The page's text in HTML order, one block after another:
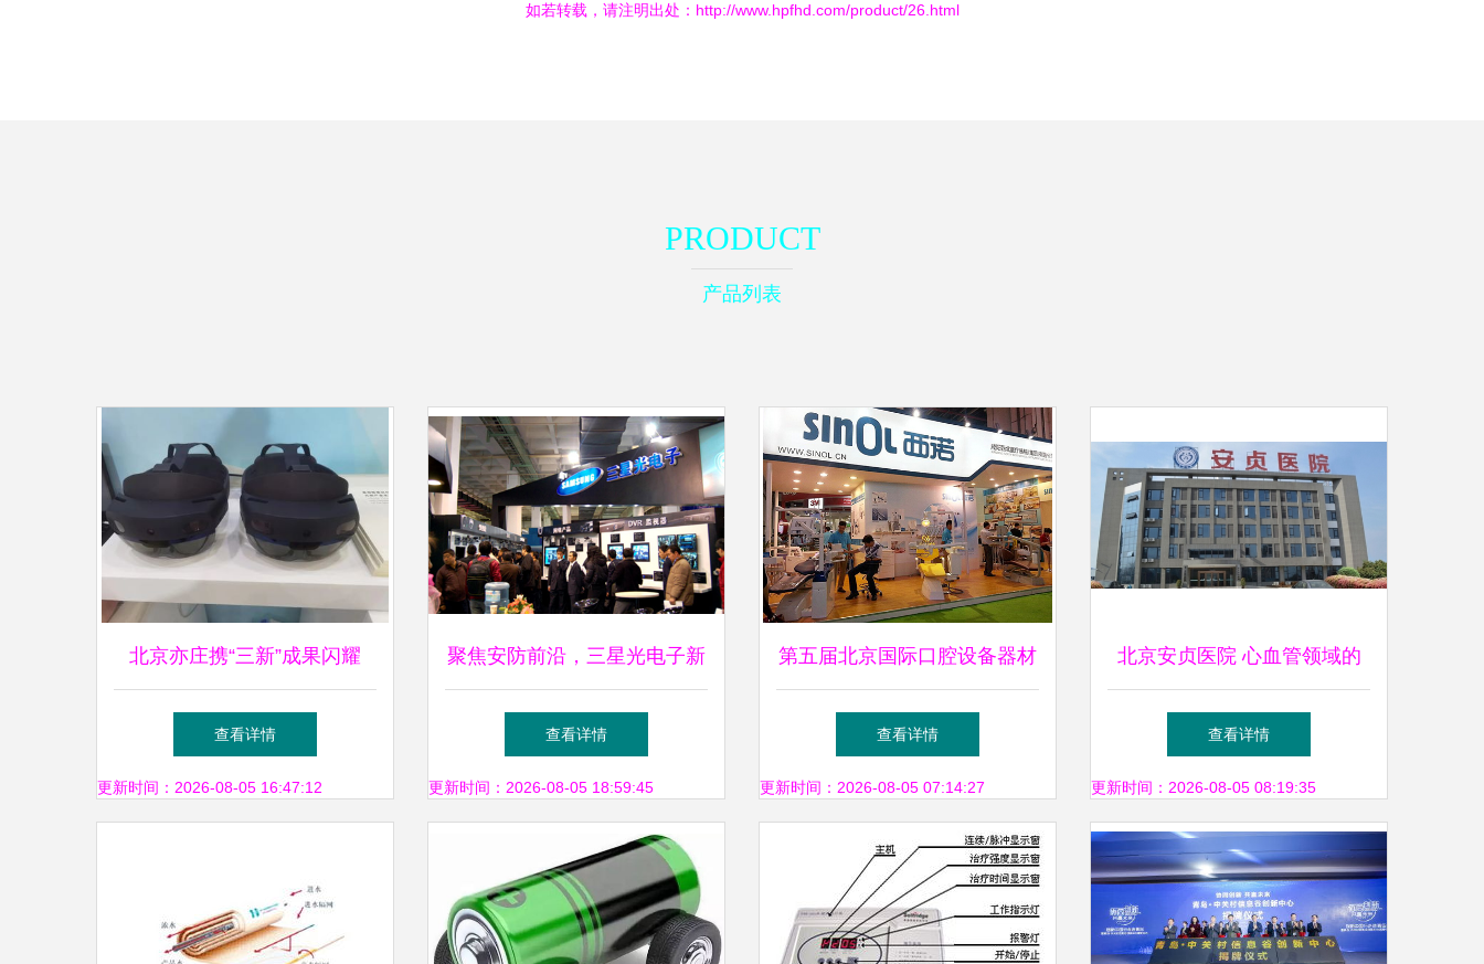
如若转载，请注明出处：http://www.hpfhd.com/product/26.html
PRODUCT
产品列表
北京亦庄携“三新”成果闪耀
2023服贸会 展现首都高精尖
技术硬实力
查看详情
更新时间：2026-08-05 16:47:12
聚焦安防前沿，三星光电子新
品点亮2008北京安博会
查看详情
更新时间：2026-08-05 18:59:45
第五届北京国际口腔设备器材
展览订货会即将开幕 技术创
新引领口腔医疗新趋势
查看详情
更新时间：2026-08-05 07:14:27
北京安贞医院 心血管领域的
领航者与技术革新者
查看详情
更新时间：2026-08-05 08:19:35